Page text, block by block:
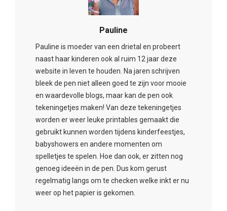
Pauline
Pauline is moeder van een drietal en probeert
naast haar kinderen ook al ruim 12 jaar deze
website in leven te houden. Na jaren schrijven
bleek de pen niet alleen goed te zijn voor mooie
en waardevolle blogs, maar kan de pen ook
tekeningetjes maken! Van deze tekeningetjes
worden er weer leuke printables gemaakt die
gebruikt kunnen worden tijdens kinderfeestjes,
babyshowers en andere momenten om
spelletjes te spelen. Hoe dan ook, er zitten nog
genoeg ideeën in de pen. Dus kom gerust
regelmatig langs om te checken welke inkt er nu
weer op het papier is gekomen.